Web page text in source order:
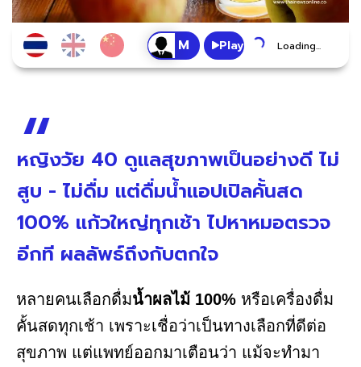
Play Loading...
หญิงวัย 40 ดูแลสุขภาพเป็นอย่างดี ไม่
สูบ - ไม่ดื่ม แต่ดื่มน้ำแอปเปิลคั้นสด
100% แก้วใหญ่ทุกเช้า ไปหาหมอตรวจ
อีกที ผลลัพธ์ถึงกับตกใจ
หลายคนเลือกดื่มน้ำผลไม้ 100% หรือเครื่องดื่ม
คั้นสดทุกเช้า เพราะเชื่อว่าเป็นทางเลือกที่ดีต่อ
สุขภาพ แต่แพทย์ออกมาเตือนว่า แม้จะทำมา